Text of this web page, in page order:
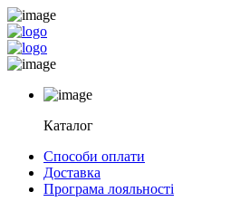
Каталог
Способи оплати
Доставка
Програма лояльності